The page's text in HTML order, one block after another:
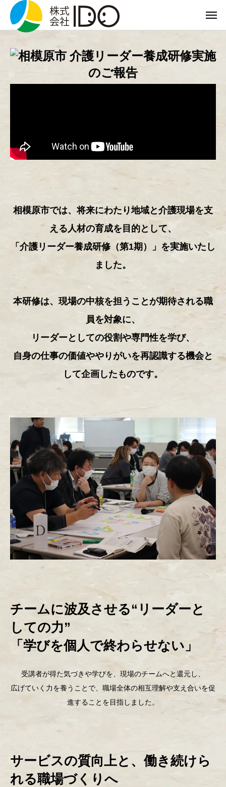
相模原市では、将来にわたり地域と介護現場を支
える人材の育成を目的として、
「介護リーダー養成研修（第1期）」を実施いたし
ました。
本研修は、現場の中核を担うことが期待される職
員を対象に、
リーダーとしての役割や専門性を学び、
自身の仕事の価値ややりがいを再認識する機会と
して企画したものです。
チームに波及させる“リーダーと
しての力”
「学びを個人で終わらせない」
受講者が得た気づきや学びを、現場のチームへと還元し、
広げていく力を養うことで、職場全体の相互理解や支え合いを促
進することを目指しました。
サービスの質向上と、働き続けら
れる職場づくりへ